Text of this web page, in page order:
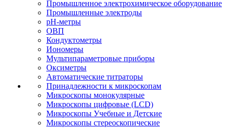
Промышленное электрохимическое оборудование
Промышленные электроды
pH-метры
ОВП
Кондуктометры
Иономеры
Мультипараметровые приборы
Оксиметры
Автоматические титраторы
Принадлежности к микроскопам
Микроскопы монокулярные
Микроскопы цифровые (LCD)
Микроскопы Учебные и Детские
Микроскопы стереоскопические